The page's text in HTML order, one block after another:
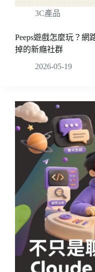
3C產品
Peeps遊戲怎麼玩？網
掉的新癮社群
2026-05-19